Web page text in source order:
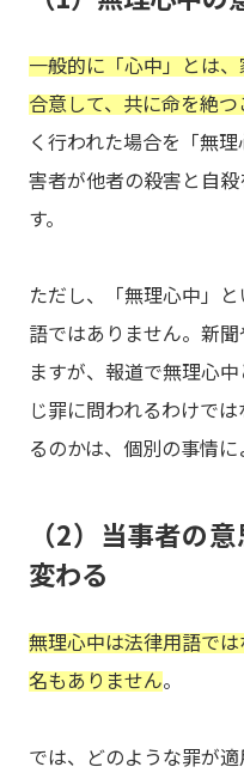
一般的に「心中」とは
合意して、共に命を絶
く行われた場合を「無
害者が他者の殺害と自
す。
ただし、「無理心中」
語ではありません。新
ますが、報道で無理心
じ罪に問われるわけで
るのかは、個別の事情に
（2）当事者の
変わる
無理心中は法律用語で
名もありません。
では、どのような罪が適